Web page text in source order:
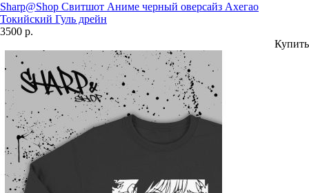
Sharp@Shop Свитшот Аниме черный оверсайз Ахегао
Токийский Гуль дрейн
3500 р.
Купить